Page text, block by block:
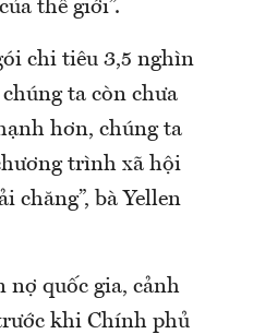
thế giới”.
chi tiêu 3,5 nghìn
ta còn chưa
hơn, chúng ta
trình xã hội
chăng”, bà Yellen
nợ quốc gia, cảnh
khi Chính phủ